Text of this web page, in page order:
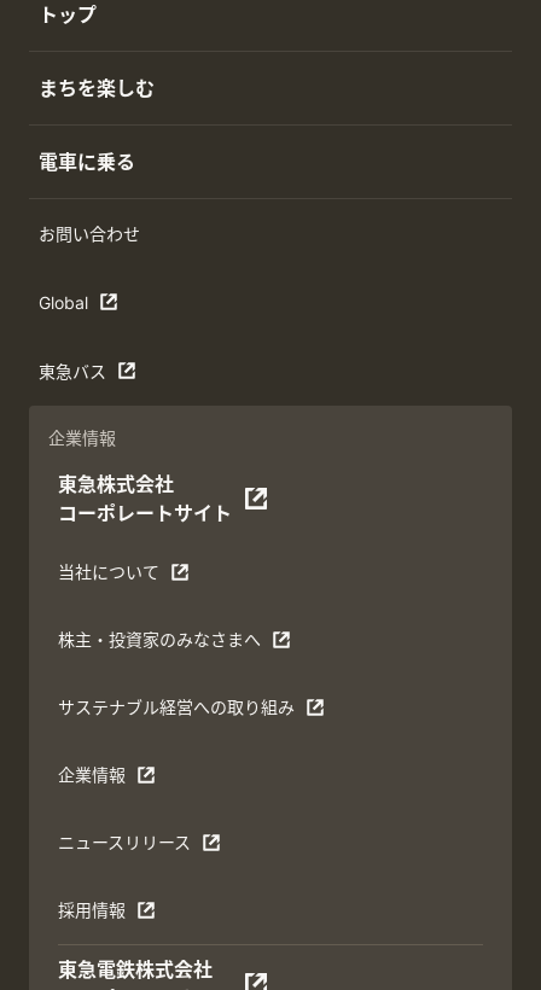
トップ
まちを楽しむ
電車に乗る
お問い合わせ
Global
東急バス
企業情報
東急株式会社
コーポレートサイト
当社について
株主・投資家のみなさまへ
サステナブル経営への取り組み
企業情報
ニュースリリース
採用情報
東急電鉄株式会社